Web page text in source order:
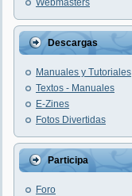
Webmasters
Descargas
Manuales y Tutoriales
Textos - Manuales
E-Zines
Fotos Divertidas
Participa
Foro